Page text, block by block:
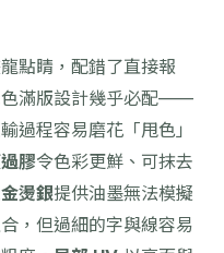
點睛，配錯了直接報
色滿版設計幾乎必配——
過程容易磨花「甩色」
膠令色彩更鮮、可抹去
燙銀提供油墨無法模擬
，但過細的字與線容易